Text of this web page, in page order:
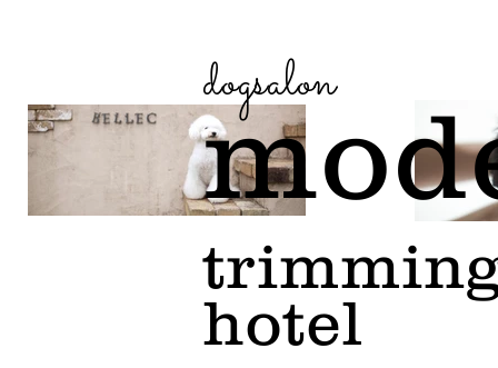
dogsalon
hotel